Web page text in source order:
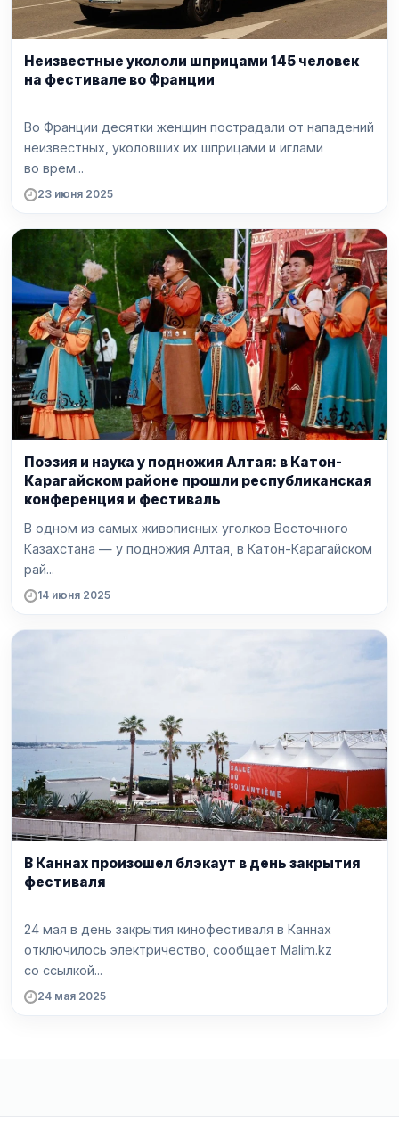
Неизвестные укололи шприцами 145 человек
на фестивале во Франции
Во Франции десятки женщин пострадали от нападений
неизвестных, уколовших их шприцами и иглами
во врем...
23 июня 2025
Поэзия и наука у подножия Алтая: в Катон-
Карагайском районе прошли республиканская
конференция и фестиваль
В одном из самых живописных уголков Восточного
Казахстана — у подножия Алтая, в Катон-Карагайском
рай...
14 июня 2025
В Каннах произошел блэкаут в день закрытия
фестиваля
24 мая в день закрытия кинофестиваля в Каннах
отключилось электричество, сообщает Malim.kz
со ссылкой...
24 мая 2025